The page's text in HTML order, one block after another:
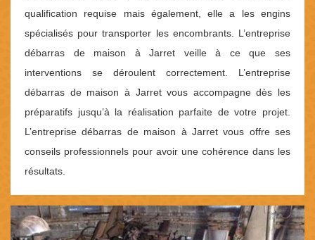
qualification requise mais également, elle a les engins
spécialisés pour transporter les encombrants. L’entreprise
débarras de maison à Jarret veille à ce que ses
interventions se déroulent correctement. L’entreprise
débarras de maison à Jarret vous accompagne dès les
préparatifs jusqu’à la réalisation parfaite de votre projet.
L’entreprise débarras de maison à Jarret vous offre ses
conseils professionnels pour avoir une cohérence dans les
résultats.